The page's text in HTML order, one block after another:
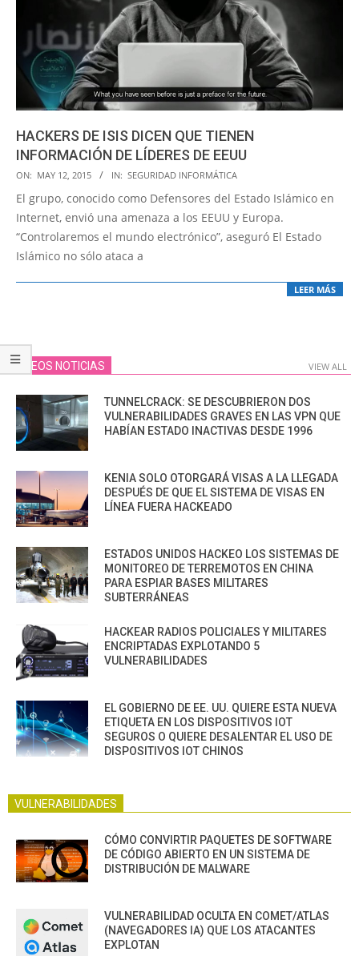
HACKERS DE ISIS DICEN QUE TIENEN
INFORMACIÓN DE LÍDERES DE EEUU
2015-
05-
12
ON: MAY 12, 2015 IN: SEGURIDAD INFORMÁTICA
El grupo, conocido como Defensores del Estado Islámico en
Internet, envió una amenaza a los EEUU y Europa.
“Controlaremos el mundo electrónico”, aseguró El Estado
Islámico no sólo ataca a
LEER MÁS
VIDEOS NOTICIAS VIEW ALL
TUNNELCRACK: SE DESCUBRIERON DOS
VULNERABILIDADES GRAVES EN LAS VPN QUE
HABÍAN ESTADO INACTIVAS DESDE 1996
KENIA SOLO OTORGARÁ VISAS A LA LLEGADA
DESPUÉS DE QUE EL SISTEMA DE VISAS EN
LÍNEA FUERA HACKEADO
ESTADOS UNIDOS HACKEO LOS SISTEMAS DE
MONITOREO DE TERREMOTOS EN CHINA
PARA ESPIAR BASES MILITARES
SUBTERRÁNEAS
HACKEAR RADIOS POLICIALES Y MILITARES
ENCRIPTADAS EXPLOTANDO 5
VULNERABILIDADES
EL GOBIERNO DE EE. UU. QUIERE ESTA NUEVA
ETIQUETA EN LOS DISPOSITIVOS IOT
SEGUROS O QUIERE DESALENTAR EL USO DE
DISPOSITIVOS IOT CHINOS
VULNERABILIDADES
CÓMO CONVIRTIR PAQUETES DE SOFTWARE
DE CÓDIGO ABIERTO EN UN SISTEMA DE
DISTRIBUCIÓN DE MALWARE
VULNERABILIDAD OCULTA EN COMET/ATLAS
(NAVEGADORES IA) QUE LOS ATACANTES
EXPLOTAN